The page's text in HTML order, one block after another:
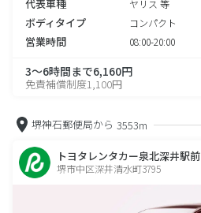
代表車種 ヤリス 等
ボディタイプ コンパクト
営業時間 08:00-20:00
3～6時間まで6,160円
免責補償制度1,100円
堺神石郵便局から 3553m
トヨタレンタカー泉北深井駅前
堺市中区深井清水町3795